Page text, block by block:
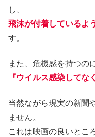
し、
飛沫が付着しているよ
す。
また、危機感を持つの
『ウイルス感染してな
当然ながら現実の新聞
ません。
これは映画の良いとこ